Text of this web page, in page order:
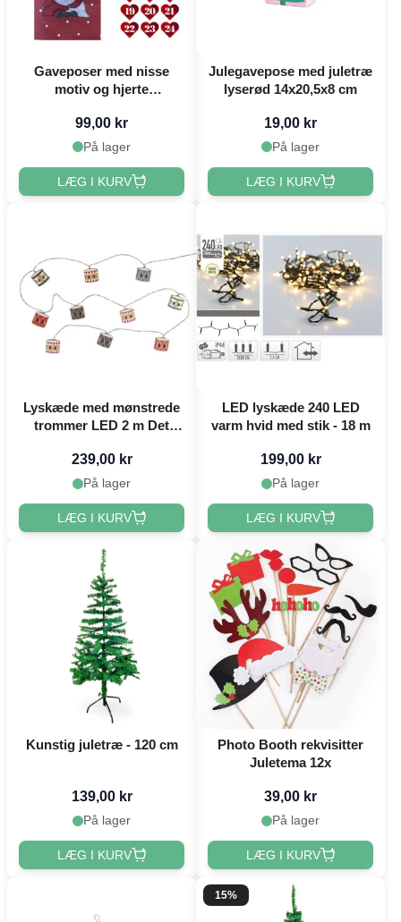
Gaveposer med nisse
motiv og hjerte
Det Gamle Apotek
99,00 kr
På lager
LÆG I KURV
Julegavepose med juletræ
lyserød 14x20,5x8 cm
19,00 kr
På lager
LÆG I KURV
Lyskæde med mønstrede
trommer LED 2 m Det
239,00 kr
På lager
LÆG I KURV
LED lyskæde 240 LED
varm hvid med stik - 18 m
199,00 kr
På lager
LÆG I KURV
Kunstig juletræ - 120 cm
139,00 kr
På lager
LÆG I KURV
Photo Booth rekvisitter
Juletema 12x
39,00 kr
På lager
LÆG I KURV
15%